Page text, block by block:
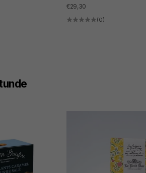
ANGEBOT
€29,30
(0)